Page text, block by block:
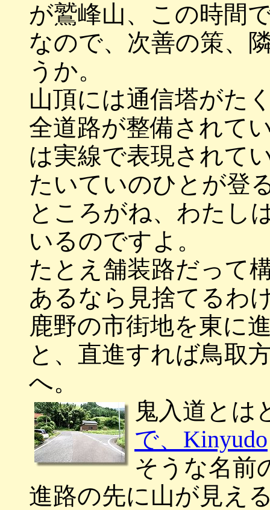
が鷲峰山、この時間
なので、次善の策、
うか。
山頂には通信塔がた
全道路が整備されて
は実線で表現されて
たいていのひとが登
ところがね、わたし
いるのですよ。
たとえ舗装路だって
あるなら見捨てるわ
鹿野の市街地を東に
と、直進すれば鳥取
へ。
鬼入道とは
で、Kinyudo
そうな名前
進路の先に山が見え